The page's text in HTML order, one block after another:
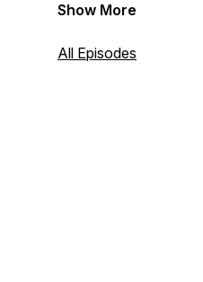
Instagramu @luciezel
Show More
All Episodes